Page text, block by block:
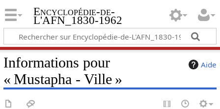
Encyclopédie-de-
L'AFN_1830-1962
Aide
Informations pour
« Mustapha - Ville »